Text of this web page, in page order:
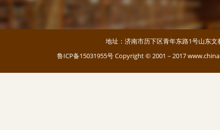
地址：济南市历下区青年东路1号山东
鲁ICP备15031955号Copyright © 2001－2017